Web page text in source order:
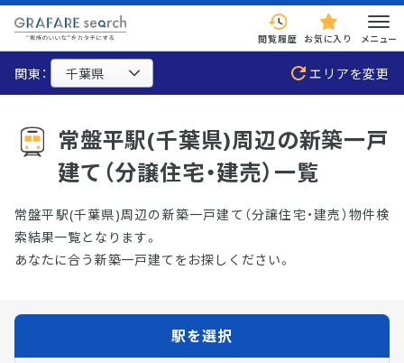
閲覧履歴 お気に入り メニュー
関東： エリアを変更
常盤平駅(千葉県)周辺の新築一戸
建て（分譲住宅・建売）一覧
常盤平駅(千葉県)周辺の新築一戸建て（分譲住宅・建売）物件検
索結果一覧となります。
あなたに合う新築一戸建てをお探しください。
駅を選択